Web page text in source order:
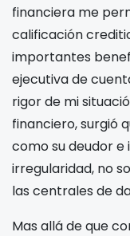
financiera me
calificación
importantes
ejecutiva de
rigor de mi
financiero, surgió
como su deudor
irregularidad, no
las centrales de
Mas allá de que